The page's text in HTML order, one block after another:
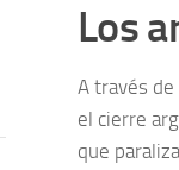
Los
A través
el cierre
que